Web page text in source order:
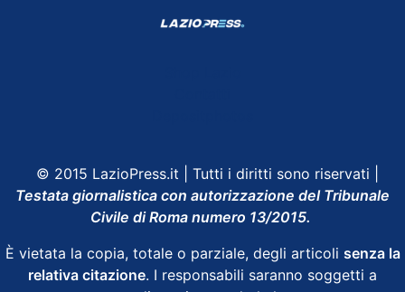
© 2015 LazioPress.it | Tutti i diritti sono riservati |
Testata giornalistica con autorizzazione del Tribunale
Civile di Roma numero 13/2015.
È vietata la copia, totale o parziale, degli articoli senza la
relativa citazione. I responsabili saranno soggetti a